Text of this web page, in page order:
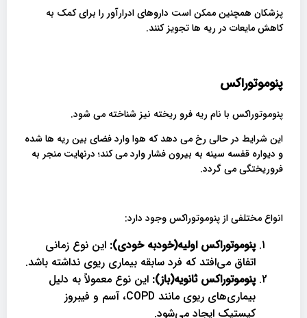
پزشکان همچنین ممکن است داروهای ادرارآور را برای کمک به
کاهش مایعات در ریه ها تجویز کنند.
پنوموتوراکس
پنوموتوراکس با نام ریه فرو ریخته نیز شناخته می شود.
این شرایط در حالی رخ می دهد که هوا وارد فضای بین ریه ها شده
و دیواره قفسه سینه به بیرون فشار وارد می کند؛ درنهایت منجر به
فروریختگی می گردد.
انواع مختلفی از پنوموتوراکس وجود دارد:
پنوموتوراکس اولیه(خودبه خودی): این نوع زمانی
اتفاق می‌افتد که فرد سابقه بیماری ریوی نداشته باشد.
پنوموتوراکس ثانویه(باز): این نوع معمولاً به دلیل
بیماری‌های ریوی مانند COPD، آسم و فیبروز
کیستیک ایجاد می‌شود.